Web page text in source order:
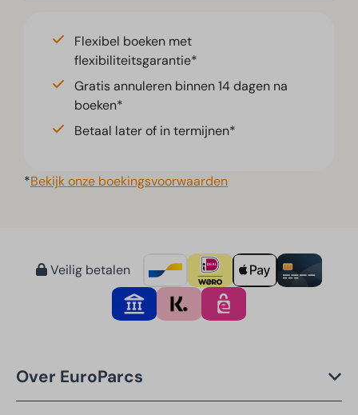
Flexibel boeken met
flexibiliteitsgarantie*
Gratis annuleren binnen 14 dagen na
boeken*
Betaal later of in termijnen*
*Bekijk onze boekingsvoorwaarden
Veilig betalen
Over EuroParcs